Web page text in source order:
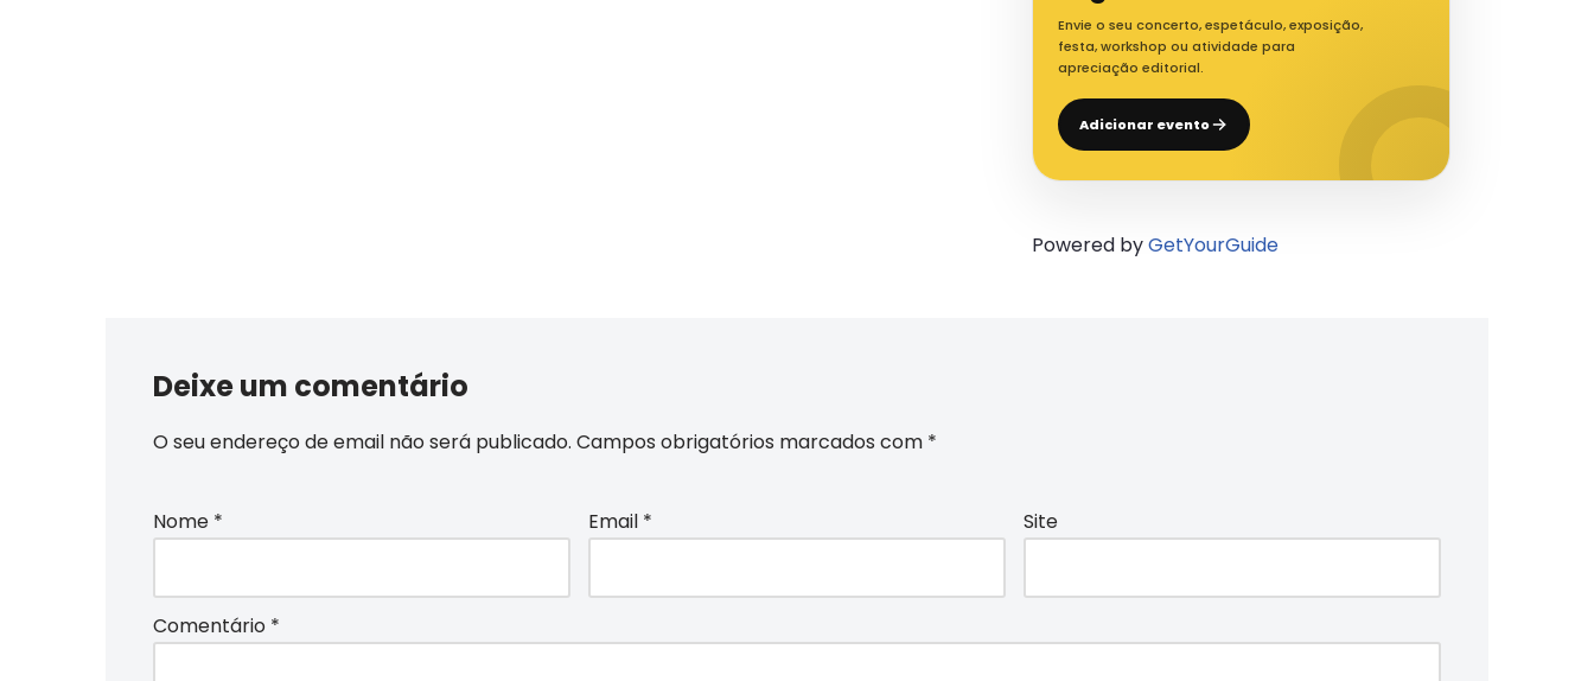
Envie o seu concerto, espetáculo, exposição,
festa, workshop ou atividade para
apreciação editorial.
Adicionar evento
Powered byGetYourGuide
Deixe um comentário
O seu endereço de email não será publicado. Campos obrigatórios marcados com *
Nome * Email * Site
Comentário *